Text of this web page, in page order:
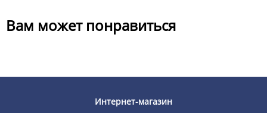
Вам может понравиться
Интернет-магазин